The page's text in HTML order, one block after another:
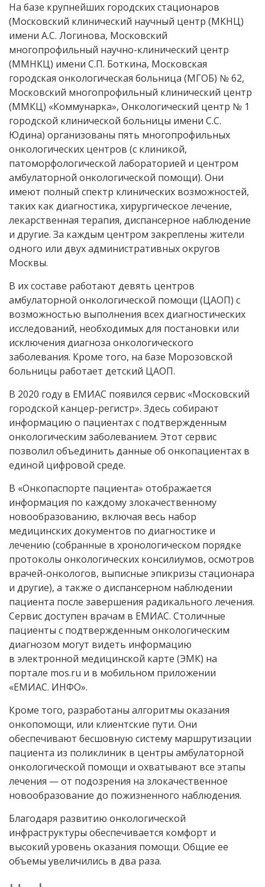
На базе крупнейших городских стационаров
(Московский клинический научный центр (МКНЦ)
имени А.С. Логинова, Московский
многопрофильный научно-клинический центр
(ММНКЦ) имени С.П. Боткина, Московская
городская онкологическая больница (МГОБ) № 62,
Московский многопрофильный клинический центр
(ММКЦ) «Коммунарка», Онкологический центр № 1
городской клинической больницы имени С.С.
Юдина) организованы пять многопрофильных
онкологических центров (с клиникой,
патоморфологической лабораторией и центром
амбулаторной онкологической помощи). Они
имеют полный спектр клинических возможностей,
таких как диагностика, хирургическое лечение,
лекарственная терапия, диспансерное наблюдение
и другие. За каждым центром закреплены жители
одного или двух административных округов
Москвы.
В их составе работают девять центров
амбулаторной онкологической помощи (ЦАОП) с
возможностью выполнения всех диагностических
исследований, необходимых для постановки или
исключения диагноза онкологического
заболевания. Кроме того, на базе Морозовской
больницы работает детский ЦАОП.
В 2020 году в ЕМИАС появился сервис «Московский
городской канцер-регистр». Здесь собирают
информацию о пациентах с подтвержденным
онкологическим заболеванием. Этот сервис
позволил объединить данные об онкопациентах в
единой цифровой среде.
В «Онкопаспорте пациента» отображается
информация по каждому злокачественному
новообразованию, включая весь набор
медицинских документов по диагностике и
лечению (собранные в хронологическом порядке
протоколы онкологических консилиумов, осмотров
врачей-онкологов, выписные эпикризы стационара
и другие), а также о диспансерном наблюдении
пациента после завершения радикального лечения.
Сервис доступен врачам в ЕМИАС. Столичные
пациенты с подтвержденным онкологическим
диагнозом могут видеть информацию
в электронной медицинской карте (ЭМК) на
портале mos.ru и в мобильном приложении
«ЕМИАС. ИНФО».
Кроме того, разработаны алгоритмы оказания
онкопомощи, или клиентские пути. Они
обеспечивают бесшовную систему маршрутизации
пациента из поликлиник в центры амбулаторной
онкологической помощи и охватывают все этапы
лечения — от подозрения на злокачественное
новообразование до пожизненного наблюдения.
Благодаря развитию онкологической
инфраструктуры обеспечивается комфорт и
высокий уровень оказания помощи. Общие ее
объемы увеличились в два раза.